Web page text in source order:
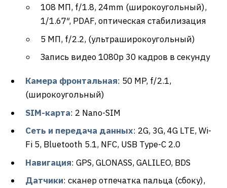
108 МП, f/1.8, 24mm (широкоугольный),
1/1.67″, PDAF, оптическая стабилизация
5 МП, f/2.2, (ультраширокоугольный)
Запись видео 1080p 30 кадров в секунду
Камера фронтальная: 50 MP, f/2.1,
(широкоугольный)
SIM-карта: 2 Nano-SIM
Сеть и передача данных: 2G, 3G, 4G LTE, Wi-
Fi 5, Bluetooth 5.1, NFC, USB Type-C 2.0
Навигация: GPS, GLONASS, GALILEO, BDS
Датчики: сканер отпечатка пальца (сбоку),